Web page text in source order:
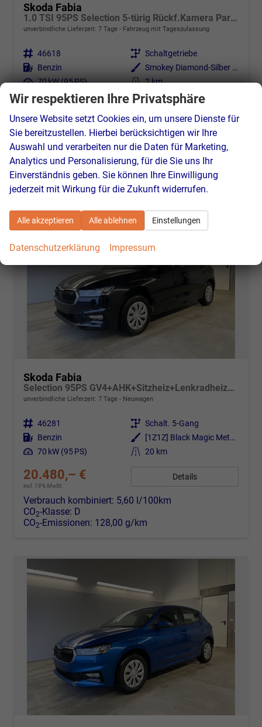
Skoda Fabia
1.0 TSI 95PS Selection 5-türig Rückf.Kamera Parksensoren Sitzheizung Multifunktionslenkrad Klima Skoda-Radio Bluetooth Touchscreen Tempomat Nebelsch. Apple CarPlay + Android Auto
unverbindliche Lieferzeit: 7 Tage Fahrzeug mit Tageszulassung
Fahrzeugnr. 46618 Getriebe Schaltgetriebe
Kraftstoff Benzin Außenfarbe
Smokey Diamond-Silber Metallic
Leistung 70 kW (95 PS) Kilometerstand 2 km
23.03.2026
20.390,– €
incl. 19% MwSt.
Details
Verbrauch kombiniert:5,00 l/100km
CO 2 -Klasse:
CO -Emissionen:113,00 g/km
Skoda Fabia
Selection 95PS GV4+AHK+Sitzheiz+Lenkradheiz+Climatronic+Tempomat+PDC
unverbindliche Lieferzeit: 7 Tage Neuwagen
Fahrzeugnr. 46281 Getriebe Schalt. 5-Gang
Kraftstoff Benzin Außenfarbe
[1Z1Z] Black Magic Metallic
Leistung 70 kW (95 PS) Kilometerstand 20 km
20.480,– €
incl. 19% MwSt.
Details
Verbrauch kombiniert: 5,60 l/100km
CO2-Klasse: D
CO2-Emissionen: 128,00 g/km
Wir respektieren Ihre Privatsphäre
Unsere Website setzt Cookies ein, um unsere Dienste für
Sie bereitzustellen. Hierbei berücksichtigen wir Ihre
Auswahl und verarbeiten nur die Daten für Marketing,
Analytics und Personalisierung, für die Sie uns Ihr
Einverständnis geben. Sie können Ihre Einwilligung
jederzeit mit Wirkung für die Zukunft widerrufen.
Alle akzeptieren Alle ablehnen Einstellungen
Datenschutzerklärung Impressum